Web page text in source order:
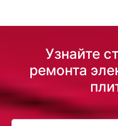
Узнайте
ремонта